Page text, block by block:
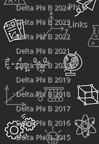
Delta Phi B 2024
Delta Phi B 2023
Delta Phi B 2022
Delta Phi B 2021
Delta Phi B 2020
Delta Phi B 2019
Delta Phi B 2018
Delta Phi B 2017
Delta Phi B 2016
Delta Phi B 2015
Phi C
Links